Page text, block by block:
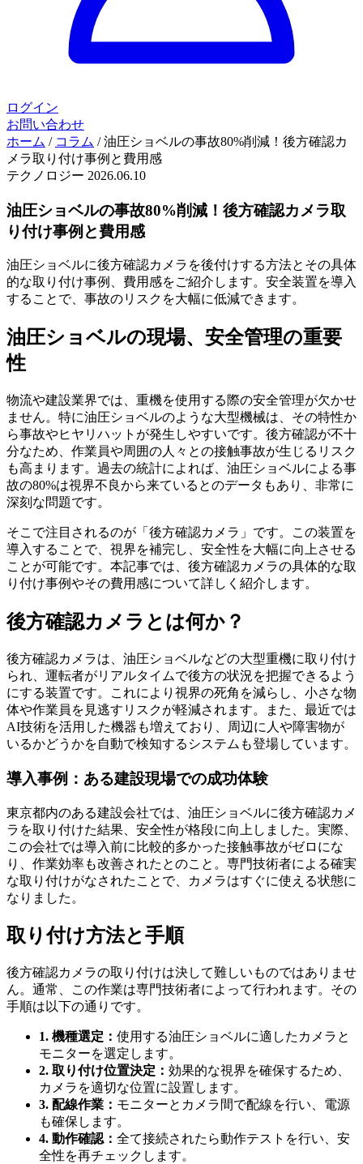
ログイン
お問い合わせ
ホーム / コラム / 油圧ショベルの事故80%削減！後方確認カ
メラ取り付け事例と費用感
テクノロジー 2026.06.10
油圧ショベルの事故80%削減！後方確認カメラ取
り付け事例と費用感
油圧ショベルに後方確認カメラを後付けする方法とその具体
的な取り付け事例、費用感をご紹介します。安全装置を導入
することで、事故のリスクを大幅に低減できます。
油圧ショベルの現場、安全管理の重要
性
物流や建設業界では、重機を使用する際の安全管理が欠かせ
ません。特に油圧ショベルのような大型機械は、その特性か
ら事故やヒヤリハットが発生しやすいです。後方確認が不十
分なため、作業員や周囲の人々との接触事故が生じるリスク
も高まります。過去の統計によれば、油圧ショベルによる事
故の80%は視界不良から来ているとのデータもあり、非常に
深刻な問題です。
そこで注目されるのが「後方確認カメラ」です。この装置を
導入することで、視界を補完し、安全性を大幅に向上させる
ことが可能です。本記事では、後方確認カメラの具体的な取
り付け事例やその費用感について詳しく紹介します。
後方確認カメラとは何か？
後方確認カメラは、油圧ショベルなどの大型重機に取り付け
られ、運転者がリアルタイムで後方の状況を把握できるよう
にする装置です。これにより視界の死角を減らし、小さな物
体や作業員を見逃すリスクが軽減されます。また、最近では
AI技術を活用した機器も増えており、周辺に人や障害物が
いるかどうかを自動で検知するシステムも登場しています。
導入事例：ある建設現場での成功体験
東京都内のある建設会社では、油圧ショベルに後方確認カメ
ラを取り付けた結果、安全性が格段に向上しました。実際、
この会社では導入前に比較的多かった接触事故がゼロにな
り、作業効率も改善されたとのこと。専門技術者による確実
な取り付けがなされたことで、カメラはすぐに使える状態に
なりました。
取り付け方法と手順
後方確認カメラの取り付けは決して難しいものではありませ
ん。通常、この作業は専門技術者によって行われます。その
手順は以下の通りです。
1. 機種選定： 使用する油圧ショベルに適したカメラと
モニターを選定します。
2. 取り付け位置決定： 効果的な視界を確保するため、
カメラを適切な位置に設置します。
3. 配線作業： モニターとカメラ間で配線を行い、電源
も確保します。
4. 動作確認： 全て接続されたら動作テストを行い、安
全性を再チェックします。